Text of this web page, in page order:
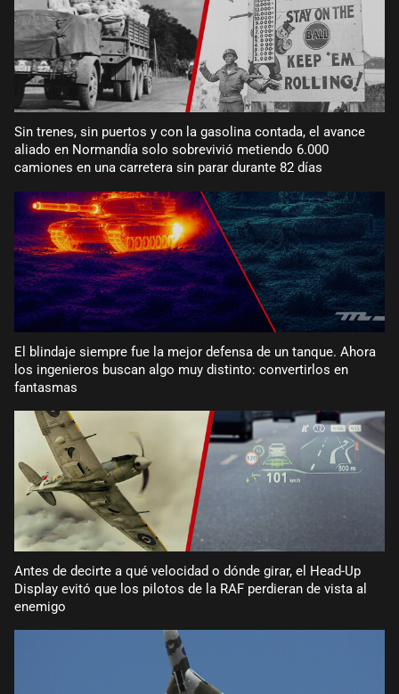
Sin trenes, sin puertos y con la gasolina contada, el avance
aliado en Normandía solo sobrevivió metiendo 6.000
camiones en una carretera sin parar durante 82 días
El blindaje siempre fue la mejor defensa de un tanque. Ahora
los ingenieros buscan algo muy distinto: convertirlos en
fantasmas
Antes de decirte a qué velocidad o dónde girar, el Head-Up
Display evitó que los pilotos de la RAF perdieran de vista al
enemigo